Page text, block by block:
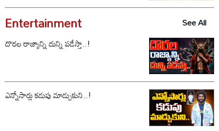
Entertainment
See All
దొరల రాజ్యాన్ని దున్ని పడేస్తా..!
ఎన్నోసార్లు కడుపు మాడ్చుకుని..!